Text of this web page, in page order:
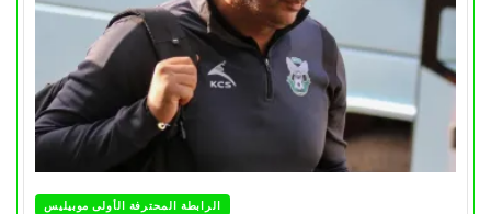
الرابطة المحترفة الأولى موبيليس